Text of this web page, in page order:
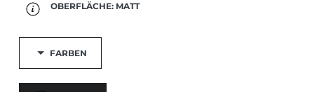
OBERFLÄCHE: MATT
FARBEN